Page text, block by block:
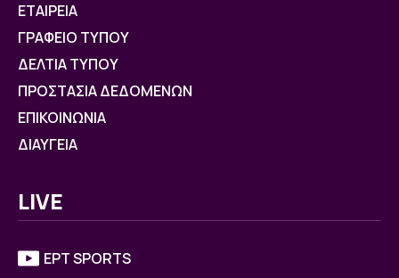
ΕΤΑΙΡΕΙΑ
ΓΡΑΦΕΙΟ ΤΥΠΟΥ
ΔΕΛΤΙΑ ΤΥΠΟΥ
ΠΡΟΣΤΑΣΙΑ ΔΕΔΟΜΕΝΩΝ
ΕΠΙΚΟΙΝΩΝΙΑ
ΔΙΑΥΓΕΙΑ
LIVE
ΕΡΤ SPORTS